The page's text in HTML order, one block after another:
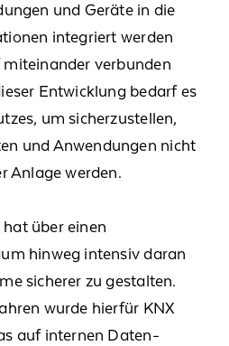
und Geräte in die
integriert werden
verbunden
Entwicklung bedarf es
um sicherzustellen,
und Anwendungen nicht
Anlage werden.
über einen
hinweg intensiv daran
sicherer zu gestalten.
wurde hierfür KNX
auf internen Daten-